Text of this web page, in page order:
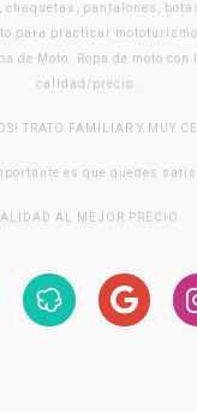
chaquetas, pantalones,
para practicar
de Moto. Ropa de moto
calidad/precio.
TRATO FAMILIAR Y MUY
es que quedes
AL MEJOR PRECIO.